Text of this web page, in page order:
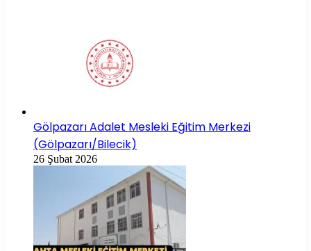
Gölpazarı Adalet Mesleki Eğitim Merkezi
(Gölpazarı/Bilecik)
26 Şubat 2026